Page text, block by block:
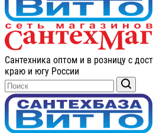
Сантехника оптом и в розницу с
краю и югу России